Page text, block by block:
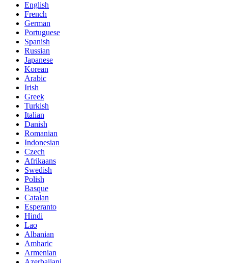
English
French
German
Portuguese
Spanish
Russian
Japanese
Korean
Arabic
Irish
Greek
Turkish
Italian
Danish
Romanian
Indonesian
Czech
Afrikaans
Swedish
Polish
Basque
Catalan
Esperanto
Hindi
Lao
Albanian
Amharic
Armenian